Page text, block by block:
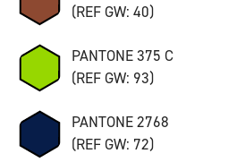
(REF GW: 40)
PANTONE 375 C
(REF GW: 93)
PANTONE 2768
(REF GW: 72)